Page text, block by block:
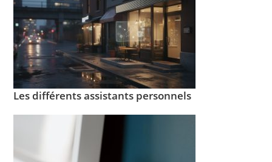
Les différents assistants personnels